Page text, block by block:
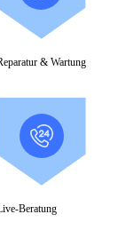
& Wartung
Beratung